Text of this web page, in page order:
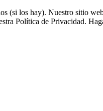
(si los hay). Nuestro sitio
Política de Privacidad.